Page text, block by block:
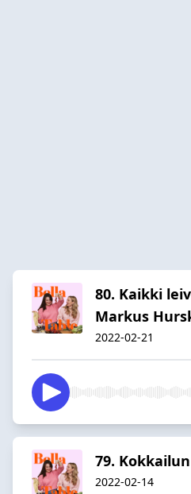
80. Kaikki
Markus
2022-02-21
79.
2022-02-14